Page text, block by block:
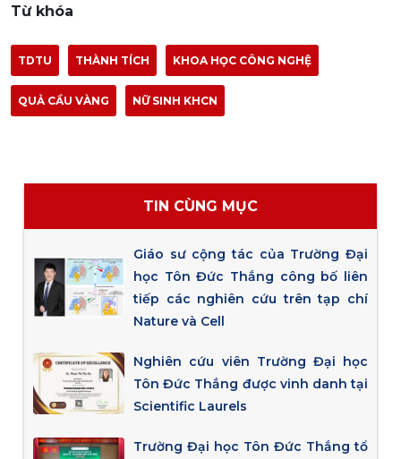
Từ khóa
TDTU THÀNH TÍCH KHOA HỌC CÔNG NGHỆ
QUẢ CẦU VÀNG NỮ SINH KHCN
TIN CÙNG MỤC
Giáo sư cộng tác của Trường Đại
học Tôn Đức Thắng công bố liên
tiếp các nghiên cứu trên tạp chí
Nature và Cell
Nghiên cứu viên Trường Đại học
Tôn Đức Thắng được vinh danh tại
Scientific Laurels
Trường Đại học Tôn Đức Thắng tổ